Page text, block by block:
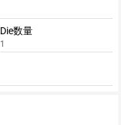
Die数量
1